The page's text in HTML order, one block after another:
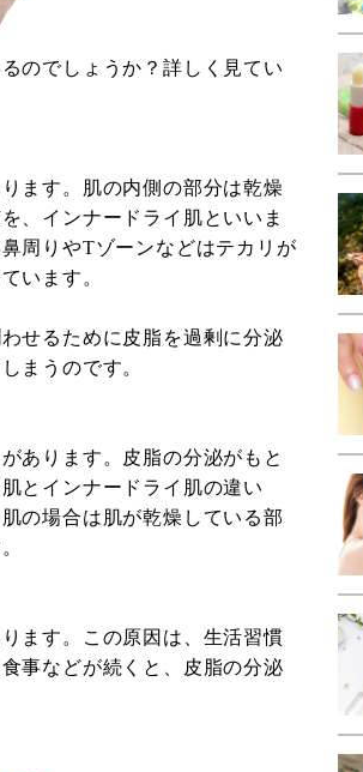
のでしょうか？詳しく見てい
ます。肌の内側の部分は乾燥
、インナードライ肌といいま
周りやTゾーンなどはテカリが
います。
せるために皮脂を過剰に分泌
まうのです。
あります。皮脂の分泌がもと
とインナードライ肌の違い
の場合は肌が乾燥している部
ます。この原因は、生活習慣
事などが続くと、皮脂の分泌